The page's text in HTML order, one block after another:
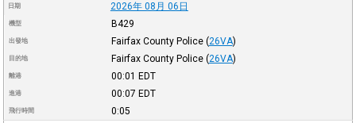
日期 2026年 08月 06日
機型 B429
出發地 Fairfax County Police (26VA)
目的地 Fairfax County Police (26VA)
離港 00:01 EDT
進港 00:07 EDT
飛行時間 0:05